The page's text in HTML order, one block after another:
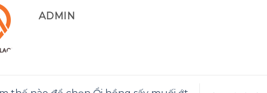
ADMIN